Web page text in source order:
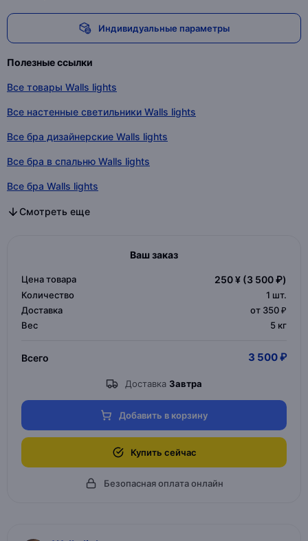
Индивидуальные параметры
Полезные ссылки
Все товары Walls lights
Все настенные светильники Walls lights
Все бра дизайнерские Walls lights
Все бра в спальню Walls lights
Все бра Walls lights
Все настенные светильники в категории
Все бра дизайнерские в категории
Все бра в спальню в категории
Все бра в категории
Смотреть еще
Ваш заказ
Цена товара 250 ¥ (3 500 ₽)
Количество 1 шт.
Доставка
от 350 ₽
Вес
5 кг
Всего 3 500 ₽
Доставка Завтра
Добавить в корзину
Купить сейчас
Безопасная оплата онлайн